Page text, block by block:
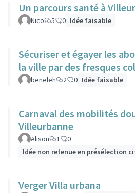
Un parcours santé à
Nico 5 0 Idée faisable
Sécuriser et égayer les
la ville par des fresques
beneleh 2 0 Idée faisable
Carnaval des mobilités
Villeurbanne
Alison 1
0
Idée non retenue en présélection
Verger Villa urbana